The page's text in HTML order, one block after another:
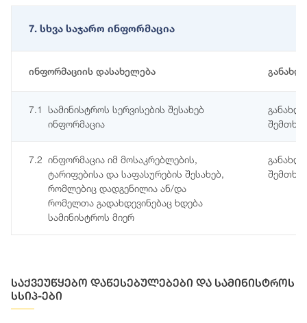
7. სხვა საჯარო ინფორმაცია
ინფორმაციის დასახელება
7.1
სამინისტროს სერვისების შესახებ
ინფორმაცია
7.2 ინფორმაცია იმ მოსაკრებლების,
ტარიფებისა და საფასურების შესახებ,
რომლებიც დადგენილია ან/და
რომელთა გადახდევინებაც ხდება
სამინისტროს მიერ
საქვეუწყებო დაწესებულებები და სამინისტროს
სსიპ-ები